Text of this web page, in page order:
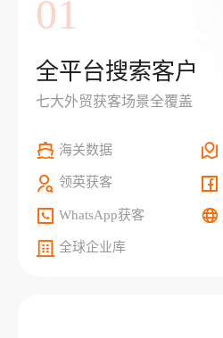
01
全平台搜索客户
七大外贸获客场景全覆盖
海关数据
领英获客
WhatsApp获客
全球企业库